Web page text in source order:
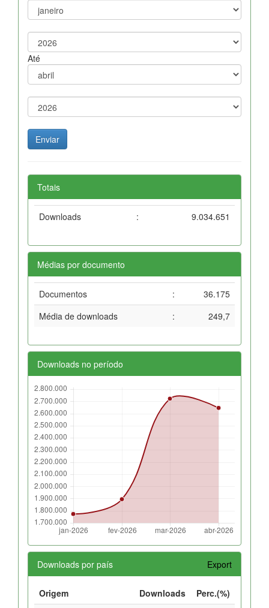
Até
Totais
Downloads : 9.034.651
Médias por documento
Documentos :
36.175
Média de downloads
: 249,7
Downloads no período
Downloads por país Export
Origem Downloads
Perc.(%)